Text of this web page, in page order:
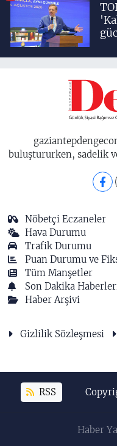
buluştururken, sadelik
Nöbetçi Eczaneler
Hava Durumu
Trafik Durumu
Puan Durumu ve
Tüm Manşetler
Son Dakika
Haber Arşivi
Gizlilik Sözleşmesi
RSS
Haber